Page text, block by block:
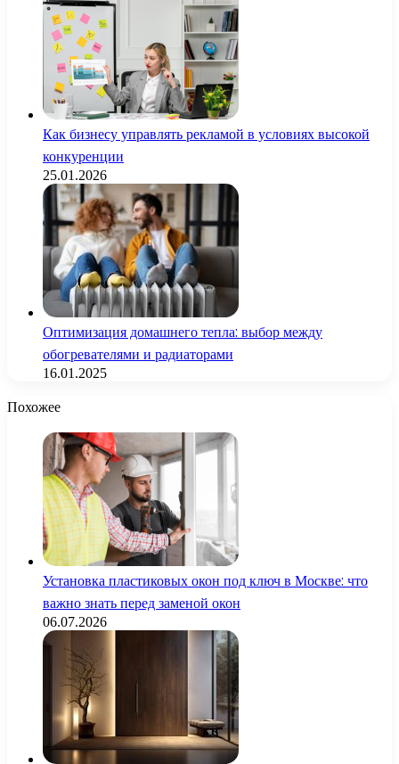
Как бизнесу управлять рекламой в условиях высокой
конкуренции
25.01.2026
Оптимизация домашнего тепла: выбор между
обогревателями и радиаторами
16.01.2025
Похожее
Установка пластиковых окон под ключ в Москве: что
важно знать перед заменой окон
06.07.2026